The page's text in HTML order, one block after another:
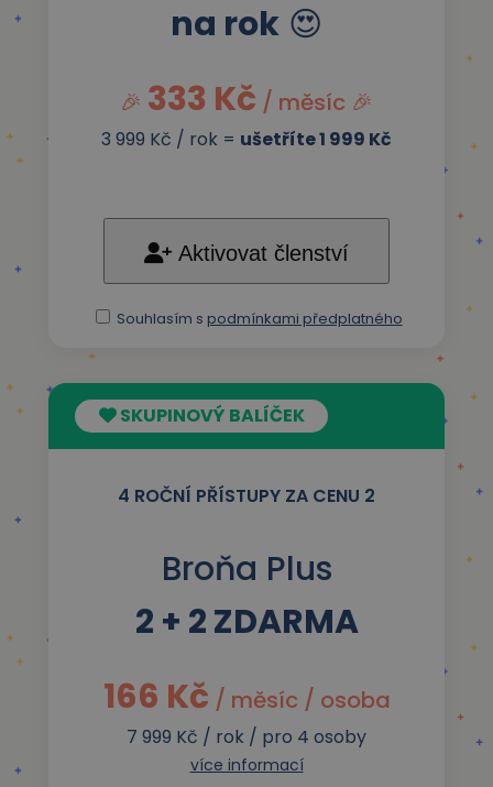
na rok 😍
🎉 333 Kč / měsíc 🎉
3 999 Kč / rok = ušetříte 1 999 Kč
Aktivovat členství
Souhlasím s podmínkami předplatného
SKUPINOVÝ BALÍČEK
4 ROČNÍ PŘÍSTUPY ZA CENU 2
Broňa Plus
2 + 2 ZDARMA
166 Kč / měsíc / osoba
7 999 Kč / rok / pro 4 osoby
více informací